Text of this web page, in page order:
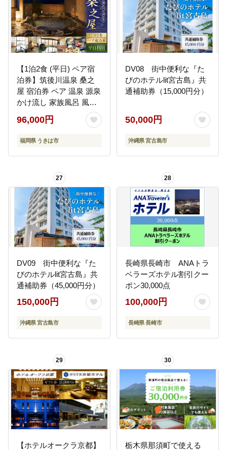
【1泊2食 (平日) ペア宿
泊券】筑後川温泉 桑之
屋 宿泊券 ペア 温泉 源泉
かけ流し 家族風呂 風呂
入浴 宿泊 予約制 旅行 体
験 チケット 九州 福岡県
福岡 ふくおか うきは市
96,000円
福岡県 うきは市
DV08 街中便利な『た
びのホテルlit宮古島』共
通補助券（15,000円分）
50,000円
沖縄県 宮古島市
27
DV09 街中便利な『た
びのホテルlit宮古島』共
通補助券（45,000円分）
150,000円
沖縄県 宮古島市
28
長崎県長崎市 ANAトラ
ベラーズホテル割引クー
ポン30,000点
100,000円
長崎県 長崎市
29
【ホテルオークラ京都】
30
栃木県那須町で使える